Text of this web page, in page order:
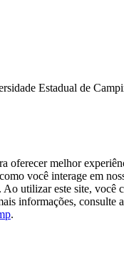
Estadual de
oferecer melhor
você interage em
Ao utilizar este site, você
informações, consulte a
.